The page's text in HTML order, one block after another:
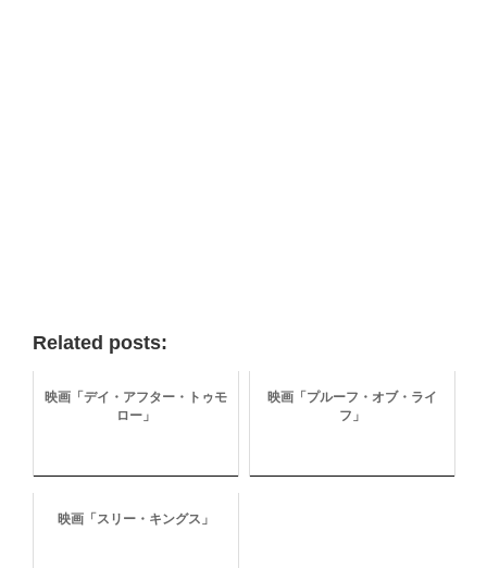
Related posts:
映画「デイ・アフター・トゥモ
ロー」
映画「プルーフ・オブ・ライ
フ」
映画「スリー・キングス」